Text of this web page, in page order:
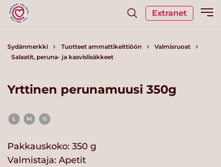
Extranet
Sydänmerkki Tuotteet ammattikeittiöön
Valmisruoat
Salaatit, peruna- ja kasvislisäkkeet
Yrttinen perunamuusi 350g
L M G
Pakkauskoko: 350 g
Valmistaja: Apetit